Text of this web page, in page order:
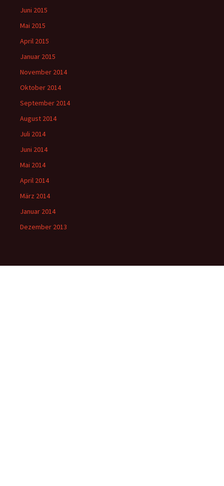
Juni 2015
Mai 2015
April 2015
Januar 2015
November 2014
Oktober 2014
September 2014
August 2014
Juli 2014
Juni 2014
Mai 2014
April 2014
März 2014
Januar 2014
Dezember 2013